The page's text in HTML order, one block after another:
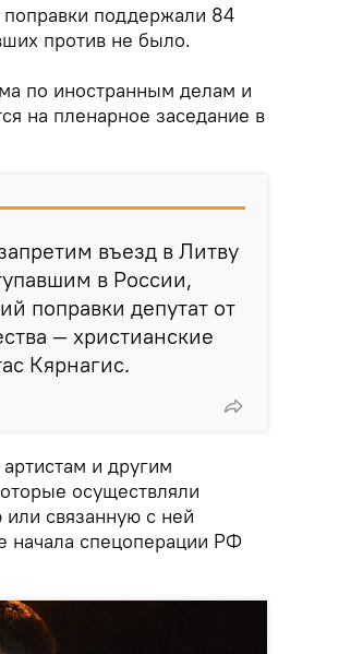
поддержали 84
против не было.
по иностранным делам и
на пленарное заседание в
въезд в Литву
в России,
поправки депутат от
— христианские
Кярнагис.
и другим
осуществляли
или связанную с ней
начала спецоперации РФ